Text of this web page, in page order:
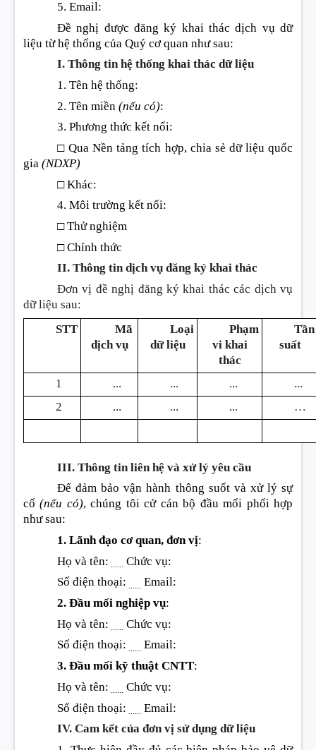
5. Email:
Đề nghị được đăng ký khai thác dịch vụ dữ
liệu từ hệ thống của Quý cơ quan như sau:
I. Thông tin hệ thống khai thác dữ liệu
1. Tên hệ thống:
2. Tên miền (nếu có):
3. Phương thức kết nối:
□Qua Nền tảng tích hợp, chia sẻ dữ liệu quốc
gia (NDXP)
□Khác:
4. Môi trường kết nối:
□Thử nghiệm
□Chính thức
II. Thông tin dịch vụ đăng ký khai thác
Đơn vị đề nghị đăng ký khai thác các dịch vụ
dữ liệu sau:
STT
Mã
dịch vụ
Loại
dữ liệu
Phạm
vi khai
thác
Tần
suất
1 ... ... ...
...
2
... ... ... …
III. Thông tin liên hệ và xử lý yêu cầu
Để đảm bảo vận hành thông suốt và xử lý sự
cố(nếu có), chúng tôi cử cán bộ đầu mối phối hợp
như sau:
1. Lãnh đạo cơ quan, đơn vị:
Họ và tên: ...... Chức vụ:
Số điện thoại: Email:
2. Đầu mối nghiệp vụ:
Họ và tên: ...... Chức vụ:
Số điện thoại: Email:
3. Đầu mối kỹ thuật CNTT:
Họ và tên: ...... Chức vụ:
Số điện thoại: Email:
IV. Cam kết của đơn vị sử dụng dữ liệu